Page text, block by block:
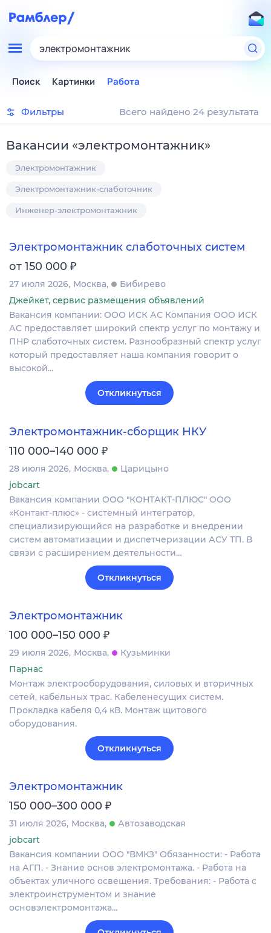
электромонтажник
Поиск Картинки Работа
Фильтры Всего найдено 24 результата
Вакансии «электромонтажник»
Электромонтажник
Электромонтажник-слаботочник
Инженер-электромонтажник
Электромонтажник слаботочных систем
от 150 000 ₽
27 июля 2026 Москва
Бибирево
Джейкет, сервис размещения объявлений
Вакансия компании: ООО ИСК АС Компания ООО ИСК
АС предоставляет широкий спектр услуг по монтажу и
ПНР слаботочных систем. Разнообразный спектр услуг
который предоставляет наша компания говорит о
высокой…
Откликнуться
Электромонтажник-сборщик НКУ
110 000–140 000 ₽
28 июля 2026 Москва
Царицыно
jobcart
Вакансия компании ООО "КОНТАКТ-ПЛЮС" ООО
«Контакт‑плюс» - системный интегратор,
специализирующийся на разработке и внедрении
систем автоматизации и диспетчеризации АСУ ТП. В
связи с расширением деятельности…
Откликнуться
Электромонтажник
100 000–150 000 ₽
29 июля 2026 Москва
Кузьминки
Парнас
Монтаж электрооборудования, силовых и вторичных
сетей, кабельных трас. Кабеленесущих систем.
Прокладка кабеля 0,4 кВ. Монтаж щитового
оборудования.
Откликнуться
Электромонтажник
150 000–300 000 ₽
31 июля 2026 Москва
Автозаводская
jobcart
Вакансия компании ООО "ВМКЗ" Обязанности: - Работа
на АГП. - Знание основ электромонтажа. - Работа на
объектах уличного освещения. Требования: - Работа с
электроинструментом и знание
основэлектромонтажа…